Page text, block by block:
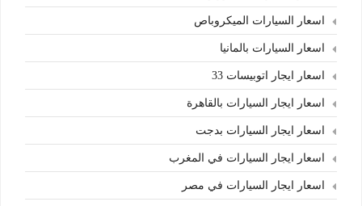
اسعار السيارات الميكروباص
اسعار السيارات بالمانيا
اسعار ايجار اتوبيسات 33
اسعار ايجار السيارات بالقاهرة
اسعار ايجار السيارات بدجت
اسعار ايجار السيارات في المغرب
اسعار ايجار السيارات في مصر